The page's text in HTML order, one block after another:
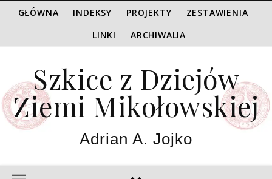
GŁÓWNA INDEKSY PROJEKTY
ZESTAWIENIA
LINKI
ARCHIWALIA
Szkice z Dziejów
Ziemi Mikołowskiej
Adrian A. Jojko